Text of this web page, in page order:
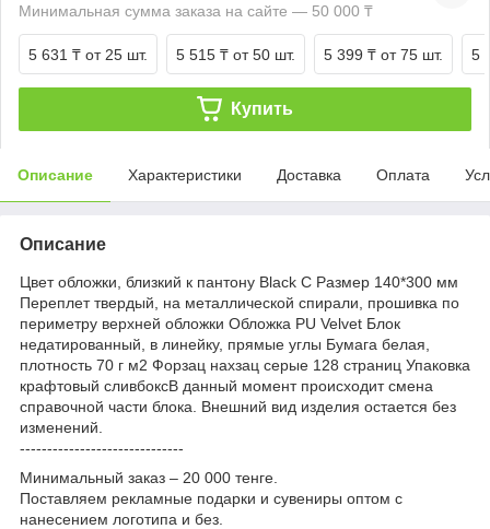
Минимальная сумма заказа на сайте — 50 000 ₸
5 631 ₸ от 25 шт. 5 515 ₸ от 50 шт. 5 399 ₸ от 75 шт. 5
Купить
Описание Характеристики Доставка Оплата
Описание
Цвет обложки, близкий к пантону Black C Размер 140*300 мм
Переплет твердый, на металлической спирали, прошивка по
периметру верхней обложки Обложка PU Velvet Блок
недатированный, в линейку, прямые углы Бумага белая,
плотность 70 г м2 Форзац нахзац серые 128 страниц Упаковка
крафтовый сливбоксВ данный момент происходит смена
справочной части блока. Внешний вид изделия остается без
изменений.
------------------------------
Минимальный заказ – 20 000 тенге.
Поставляем рекламные подарки и сувениры оптом с
нанесением логотипа и без.